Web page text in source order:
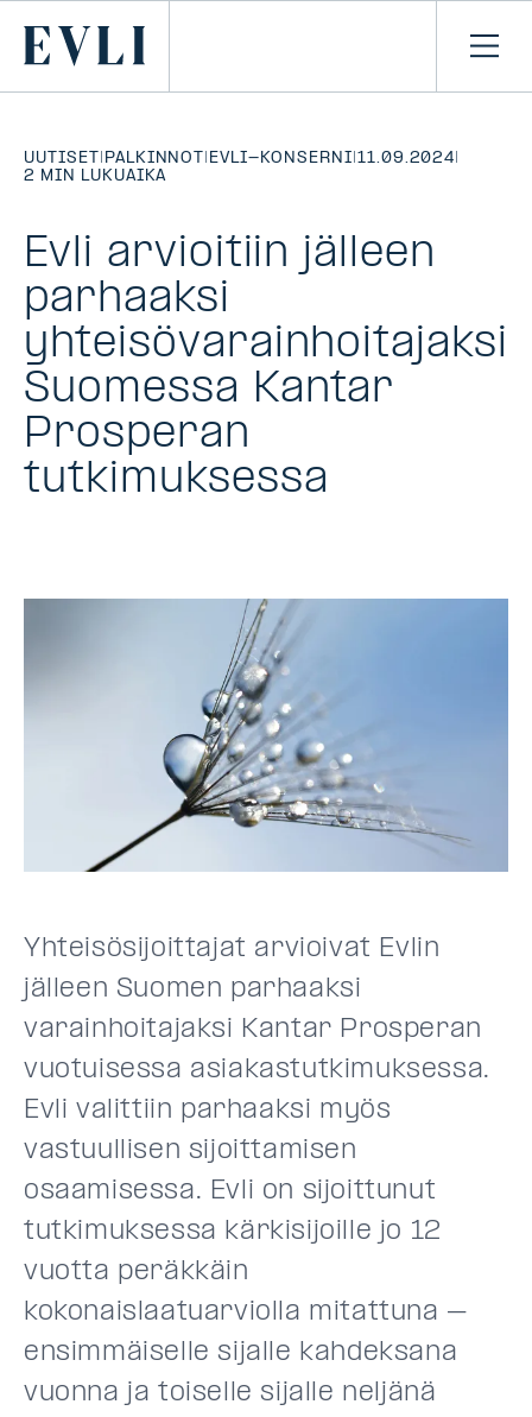
Primary
Avaa
UUTISET | PALKINNOT | EVLI-KONSERNI|11.09.2024|
2 MIN LUKUAIKA
Evli arvioitiin jälleen
parhaaksi
yhteisövarainhoitajaksi
Suomessa Kantar
Prosperan
tutkimuksessa
Yhteisösijoittajat arvioivat Evlin
jälleen Suomen parhaaksi
varainhoitajaksi Kantar Prosperan
vuotuisessa asiakastutkimuksessa.
Evli valittiin parhaaksi myös
vastuullisen sijoittamisen
osaamisessa. Evli on sijoittunut
tutkimuksessa kärkisijoille jo 12
vuotta peräkkäin
kokonaislaatuarviolla mitattuna –
ensimmäiselle sijalle kahdeksana
vuonna ja toiselle sijalle neljänä